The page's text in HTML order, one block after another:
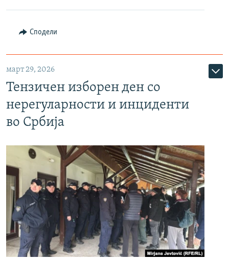
Сподели
март 29, 2026
Тензичен изборен ден со
нерегуларности и инциденти
во Србија